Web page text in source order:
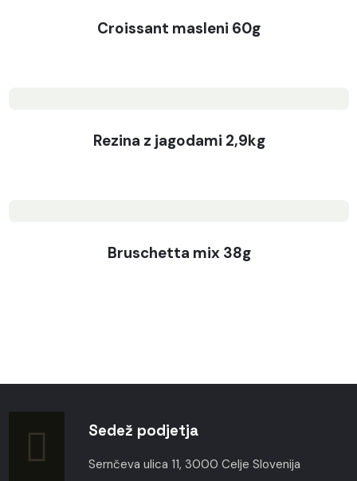
Croissant masleni 60g
Rezina z jagodami 2,9kg
Bruschetta mix 38g
Sedež podjetja
Sernčeva ulica 11, 3000 Celje Slovenija